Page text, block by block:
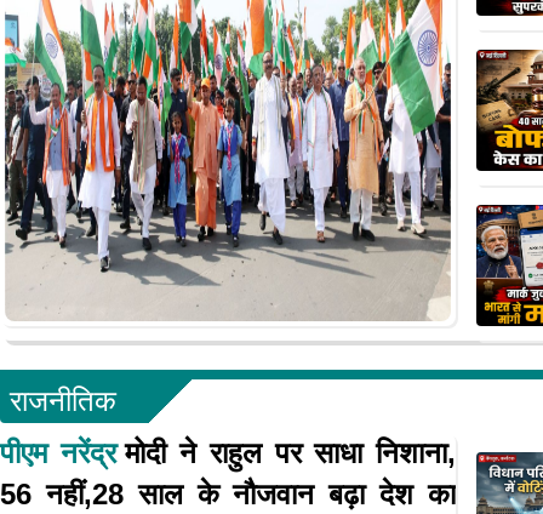
राजनीतिक
पीएम नरेंद्र मोदी ने राहुल पर साधा निशाना,
56 नहीं,28 साल के नौजवान बढ़ा देश का